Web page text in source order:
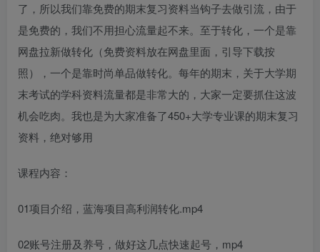
了，所以我们靠免费的期末复习资料当钩子去做引流，由于
是免费的，我们不用担心流量起不来。至于转化，一个是靠
网盘拉新做转化（免费资料放在网盘里面，引导下载按
照），一个是靠时尚单品做转化。每年的期末，关于大学期
末考试的学科资料流量都是非常大的，大家一定要抓住这波
机会吃肉。我也是为大家准备了450+大学专业课的期末复习
资料，绝对够用
课程内容：
01项目介绍，蓝海项目高利润转化.mp4
02账号注册及养号，做好这几点快速起号，mp4